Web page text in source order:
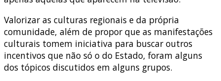
Valorizar as culturas regionais e da própria
comunidade, além de propor que as manifestações
culturais tomem iniciativa para buscar outros
incentivos que não só o do Estado, foram alguns
dos tópicos discutidos em alguns grupos.